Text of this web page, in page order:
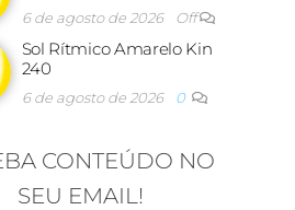
6 de agosto de 2026 Off
Sol Rítmico Amarelo Kin
240
6 de agosto de 2026 0
CONTEÚDO NO
SEU EMAIL!